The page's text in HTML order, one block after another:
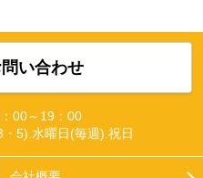
い合わせ
00～19：00
5).水曜日(毎週).祝日